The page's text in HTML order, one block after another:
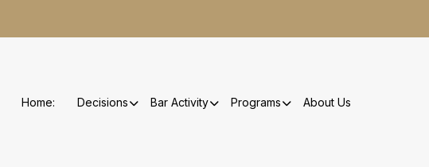
Home: Decisions Bar Activity Programs About Us